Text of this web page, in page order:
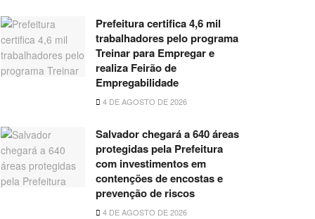
Prefeitura certifica 4,6 mil
trabalhadores pelo programa
Treinar para Empregar e
realiza Feirão de
Empregabilidade
4 DE AGOSTO DE 2026
Salvador chegará a 640 áreas
protegidas pela Prefeitura
com investimentos em
contenções de encostas e
prevenção de riscos
4 DE AGOSTO DE 2026